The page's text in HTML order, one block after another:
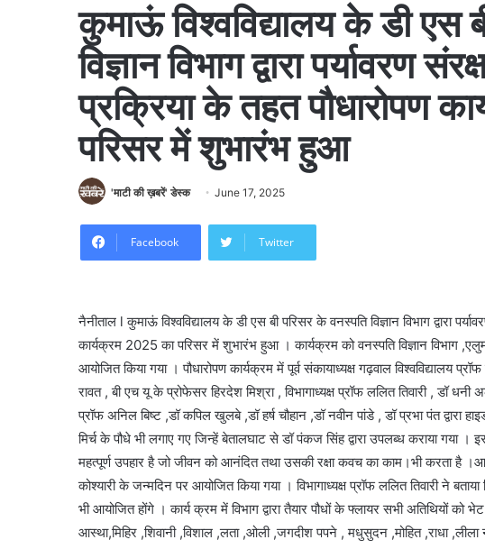
कुमाऊं विश्वविद्यालय के डी एस
विज्ञान विभाग द्वारा पर्यावरण
प्रक्रिया के तहत पौधारोपण
परिसर में शुभारंभ हुआ
'माटी की ख़बरें' डेस्क June 17, 2025
Facebook Twitter
नैनीताल l कुमाऊं विश्वविद्यालय के डी एस बी परिसर के वनस्पति विज्ञान विभाग द्वारा
कार्यक्रम 2025 का परिसर में शुभारंभ हुआ । कार्यक्रम को वनस्पति विज्ञान विभाग
आयोजित किया गया । पौधारोपण कार्यक्रम में पूर्व संकायाध्यक्ष गढ़वाल विश्वविद्यालय
रावत , बी एच यू के प्रोफेसर हिरदेश मिश्रा , विभागाध्यक्ष प्रॉफ ललित तिवारी , डॉ धनी
प्रॉफ अनिल बिष्ट ,डॉ कपिल खुलबे ,डॉ हर्ष चौहान ,डॉ नवीन पांडे , डॉ प्रभा पंत
मिर्च के पौधे भी लगाए गए जिन्हें बेतालघाट से डॉ पंकज सिंह द्वारा उपलब्ध कराया
महत्पूर्ण उपहार है जो जीवन को आनंदित तथा उसकी रक्षा कवच का काम।भी करता है
कोश्यारी के जन्मदिन पर आयोजित किया गया । विभागाध्यक्ष प्रॉफ ललित तिवारी ने
भी आयोजित होंगे । कार्य क्रम में विभाग द्वारा तैयार पौधों के फ्लायर सभी अतिथियों को
आस्था,मिहिर ,शिवानी ,विशाल ,लता ,ओली ,जगदीश पपने , मधुसुदन ,मोहित ,राधा